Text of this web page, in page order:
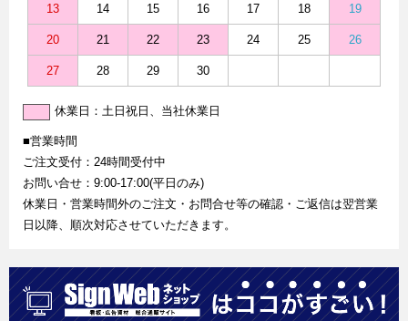
13 14 15 16 17 18 19
20 21 22 23 24 25 26
27 28 29 30
休業日：土日祝日、当社休業日
■営業時間
ご注文受付：24時間受付中
お問い合せ：9:00-17:00(平日のみ)
休業日・営業時間外のご注文・お問合せ等の確認・ご返信は翌営業
日以降、順次対応させていただきます。